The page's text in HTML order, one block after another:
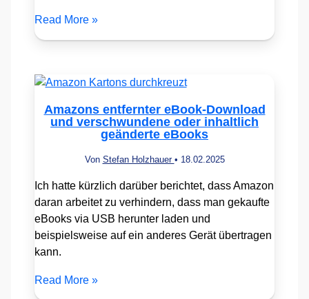
Read More »
Amazons entfernter eBook-Download
und verschwundene oder inhaltlich
geänderte eBooks
Von Stefan Holzhauer • 18.02.2025
Ich hatte kürzlich darüber berichtet, dass Amazon
daran arbeitet zu verhindern, dass man gekaufte
eBooks via USB herunter laden und
beispielsweise auf ein anderes Gerät übertragen
kann.
Read More »